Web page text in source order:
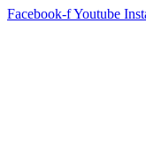
Facebook-fYoutube